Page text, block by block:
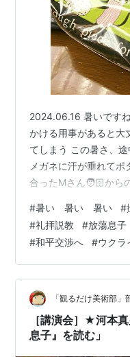
‭2024.06.16 暑いです
かける用事があると大
てしまう この暑さ、
メガネに汗が垂れて
合ったMさん🧑🏻から
たちが可愛い 今日の
4:1-11 JCB‬ [1] しかし、次の点に心をとめてください。
ある父親が、 小さな子
とします。 その場合
の持ち主ではあって
#暑い 暑い 暑い #
#礼拝説教 #放蕩息子
#和平交渉へ #ウクラ
「観るだけ美術部」
［講演会］★河本
息子』を読む」